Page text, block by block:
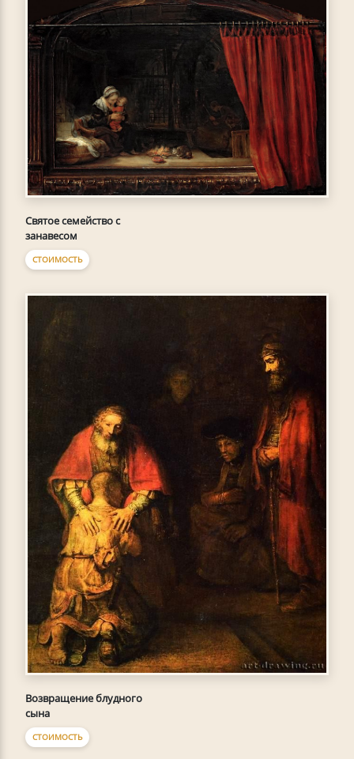
Святое семейство с
занавесом
СТОИМОСТЬ
Возвращение блудного
сына
СТОИМОСТЬ